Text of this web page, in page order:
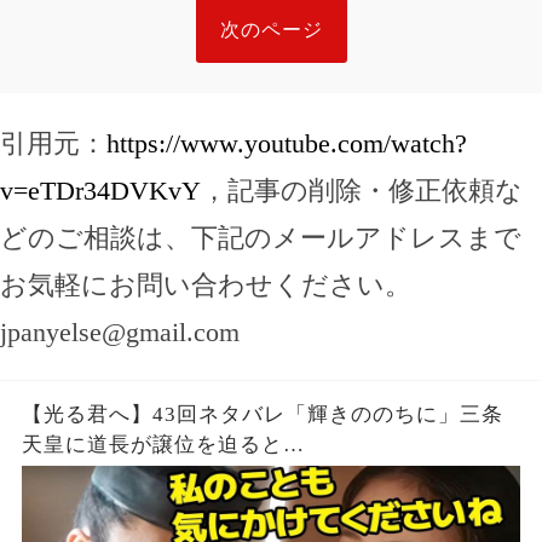
次のページ
引用元： https://www.youtube.com/watch?
v=eTDr34DVKvY ，記事の削除・修正依頼な
どのご相談は、下記のメールアドレスまで
お気軽にお問い合わせください。
jpanyelse@gmail.com
【光る君へ】43回ネタバレ「輝きののちに」三条
天皇に道長が譲位を迫ると…